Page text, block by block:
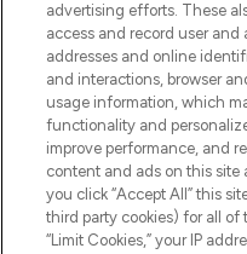
oder über
Lieferung ab
Do Not Sell
HILFE &
advertising efforts. These
access and record user and
addresses and online
and interactions, browser
usage information, which
functionality and
improve performance, and
content and ads on this site
you click “Accept All” this
third party cookies) for all of
“Limit Cookies,” your IP